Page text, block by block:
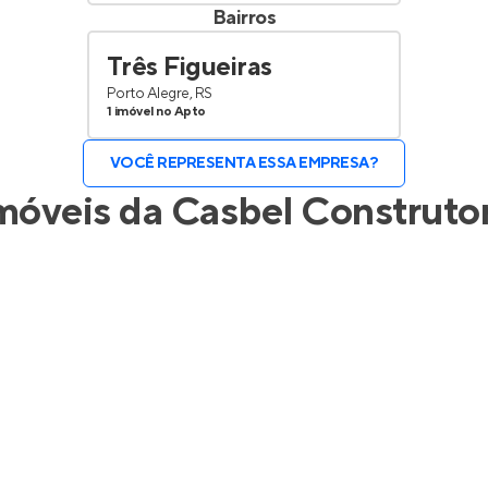
Bairros
Três Figueiras
Porto Alegre, RS
1 imóvel no Apto
VOCÊ REPRESENTA ESSA EMPRESA?
da Casbel